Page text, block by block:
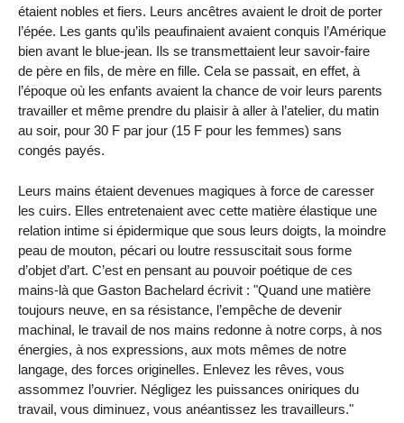
étaient nobles et fiers. Leurs ancêtres avaient le droit de porter
l’épée. Les gants qu’ils peaufinaient avaient conquis l’Amérique
bien avant le blue-jean. Ils se transmettaient leur savoir-faire
de père en fils, de mère en fille. Cela se passait, en effet, à
l’époque où les enfants avaient la chance de voir leurs parents
travailler et même prendre du plaisir à aller à l’atelier, du matin
au soir, pour 30 F par jour (15 F pour les femmes) sans
congés payés.
Leurs mains étaient devenues magiques à force de caresser
les cuirs. Elles entretenaient avec cette matière élastique une
relation intime si épidermique que sous leurs doigts, la moindre
peau de mouton, pécari ou loutre ressuscitait sous forme
d’objet d’art. C’est en pensant au pouvoir poétique de ces
mains-là que Gaston Bachelard écrivit : "Quand une matière
toujours neuve, en sa résistance, l’empêche de devenir
machinal, le travail de nos mains redonne à notre corps, à nos
énergies, à nos expressions, aux mots mêmes de notre
langage, des forces originelles. Enlevez les rêves, vous
assommez l’ouvrier. Négligez les puissances oniriques du
travail, vous diminuez, vous anéantissez les travailleurs."